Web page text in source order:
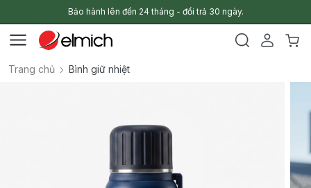
Bảo hành lên đến 24 tháng - đổi trả 30 ngày.
Trang chủ Bình giữ nhiệt